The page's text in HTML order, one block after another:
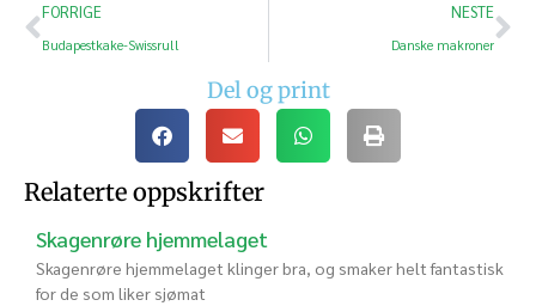
FORRIGE
Budapestkake-Swissrull
NESTE
Danske makroner
Del og print
Relaterte oppskrifter
Skagenrøre hjemmelaget
Skagenrøre hjemmelaget klinger bra, og smaker helt fantastisk
for de som liker sjømat